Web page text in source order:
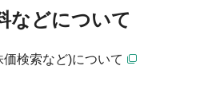
などについて
検索など)について